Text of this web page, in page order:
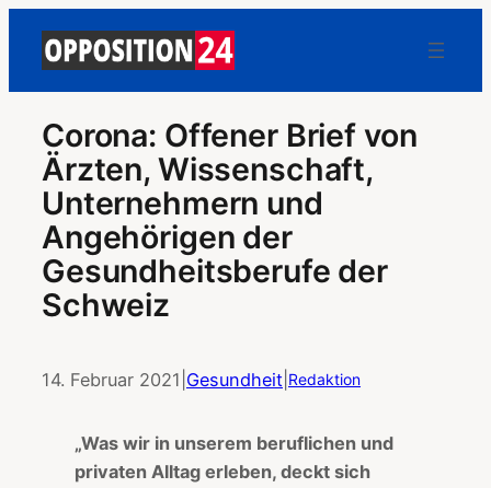
Corona: Offener Brief von
Ärzten, Wissenschaft,
Unternehmern und
Angehörigen der
Gesundheitsberufe der
Schweiz
14. Februar 2021 Gesundheit Redaktion
„Was wir in unserem beruflichen und
privaten Alltag erleben, deckt sich